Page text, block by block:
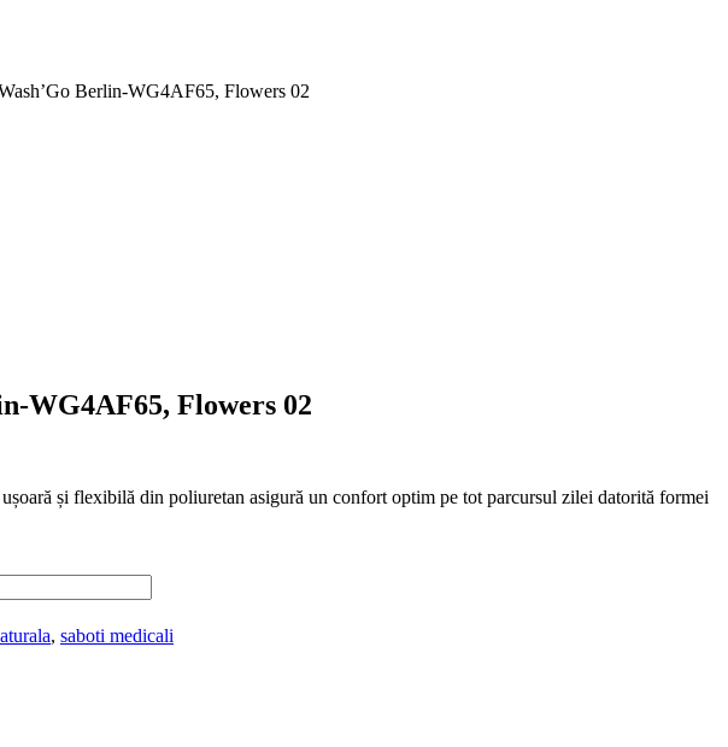
Berlin-WG4AF65, Flowers 02
WG4AF65, Flowers 02
și flexibilă din poliuretan asigură un confort optim pe tot parcursul zilei datorită formei
, saboti medicali